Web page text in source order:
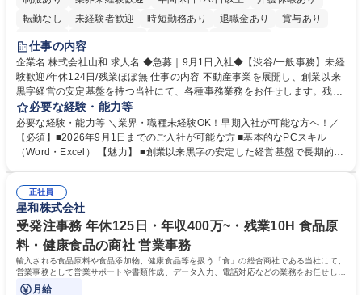
転勤なし
未経験者歓迎 時短勤務あり 退職金あり
賞与あり
育休あり
完全週休2日制
仕事の内容
企業名 株式会社山和 求人名 ◆急募｜9月1日入社◆【渋谷/一般事務】未経
験歓迎/年休124日/残業ほぼ無 仕事の内容 不動産事業を展開し、創業以来
黒字経営の安定基盤を持つ当社にて、各種事務業務をお任せします。残業
がほぼ発生せず、連続した日程の有給取得が可能なため、WLBを整えたい
方にお勧めの環境です！ 入社後はOJTを通じて丁寧に研修を行いますの
で、事務未経験の方でも安心して臨むことができます。 【業務詳細】■電
話・来客対応 ■物件の鍵や社内の備品管理 ■データ入力や書類作成 ■契約
必要な経験・能力等
必要な経験・能力等 ＼業界・職種未経験OK！早期入社が可能な方へ！／
【必須】■2026年9月1日までのご入社が可能な方 ■基本的なPCスキル
（Word・Excel） 【魅力】 ■創業以来黒字の安定した経営基盤で長期的に
のOJTで業務を習得可能、未経験でもしっかりサポート 学歴・資格 学
歴：大学院 大学 高専 短大 語学力： 資格：
正社員
星和株式会社
受発注事務 年休125日・年収400万~・残業10H 食品原
料・健康食品の商社 営業事務
輸入される食品原料や食品添加物、健康食品等を扱う「食」の総合商社である当社にて、
営業事務として営業サポートや書類作成、データ入力、電話対応などの業務をお任せしま
す。
月給